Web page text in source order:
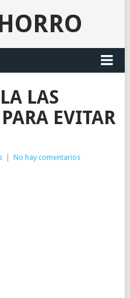
LAS
EVITAR
No hay comentarios